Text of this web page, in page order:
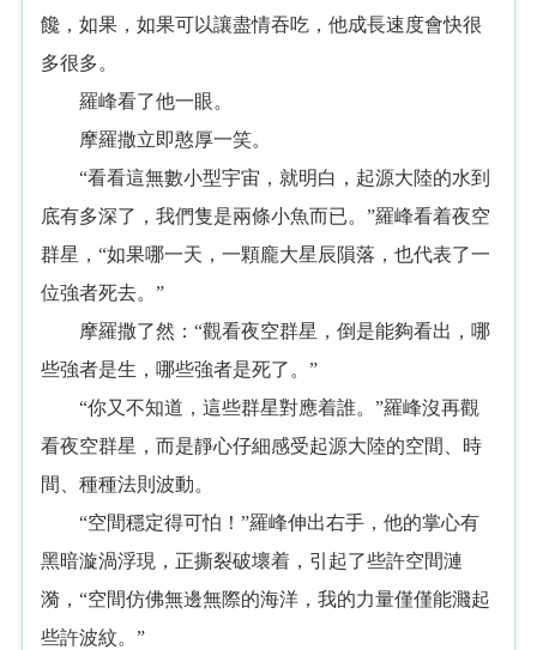
饞，如果，如果可以讓盡情吞吃，他成長速度會快很
多很多。
羅峰看了他一眼。
摩羅撒立即憨厚一笑。
“看看這無數小型宇宙，就明白，起源大陸的水到
底有多深了，我們隻是兩條小魚而已。”羅峰看着夜空
群星，“如果哪一天，一顆龐大星辰隕落，也代表了一
位強者死去。”
摩羅撒了然：“觀看夜空群星，倒是能夠看出，哪
些強者是生，哪些強者是死了。”
“你又不知道，這些群星對應着誰。”羅峰沒再觀
看夜空群星，而是靜心仔細感受起源大陸的空間、時
間、種種法則波動。
“空間穩定得可怕！”羅峰伸出右手，他的掌心有
黑暗漩渦浮現，正撕裂破壞着，引起了些許空間漣
漪，“空間仿佛無邊無際的海洋，我的力量僅僅能濺起
些許波紋。”